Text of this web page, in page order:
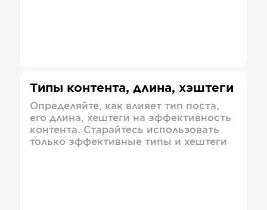
Типы контента, длина, хэштеги
Определяйте, как влияет тип поста,
его длина, хештеги на эффективность
контента. Старайтесь использовать
только эффективные типы и хештеги